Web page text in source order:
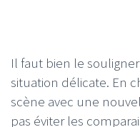
Il faut bien le
situation délicate. En
scène avec une
pas éviter les